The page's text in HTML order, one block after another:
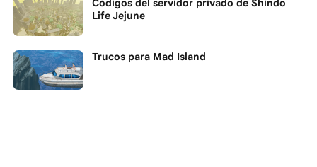
Códigos del servidor privado de Shindo
Life Jejune
Trucos para Mad Island